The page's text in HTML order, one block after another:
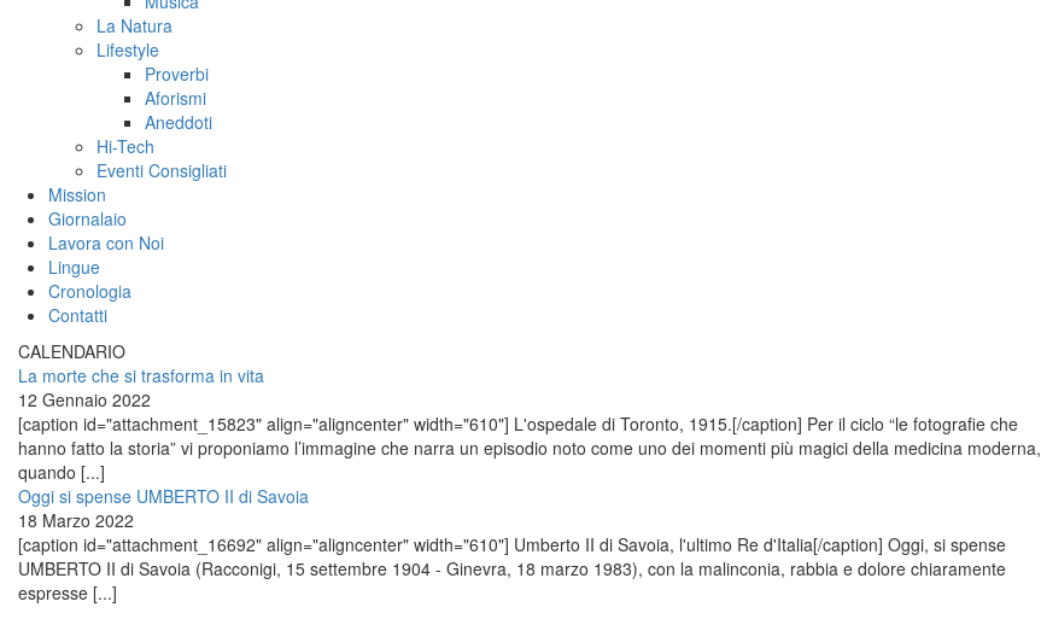
La Natura
Lifestyle
Proverbi
Aforismi
Aneddoti
Hi-Tech
Eventi Consigliati
Mission
Giornalaio
Lavora con Noi
Lingue
Cronologia
Contatti
CALENDARIO
La morte che si trasforma in vita
12 Gennaio 2022
[caption id="attachment_15823" align="aligncenter" width="610"] L'ospedale di Toronto, 1915.[/caption] Per il ciclo “le fotografie che
hanno fatto la storia” vi proponiamo l’immagine che narra un episodio noto come uno dei momenti più magici della medicina moderna,
quando [...]
Oggi si spense UMBERTO II di Savoia
18 Marzo 2022
[caption id="attachment_16692" align="aligncenter" width="610"] Umberto II di Savoia, l'ultimo Re d'Italia[/caption] Oggi, si spense
UMBERTO II di Savoia (Racconigi, 15 settembre 1904 - Ginevra, 18 marzo 1983), con la malinconia, rabbia e dolore chiaramente
espresse [...]